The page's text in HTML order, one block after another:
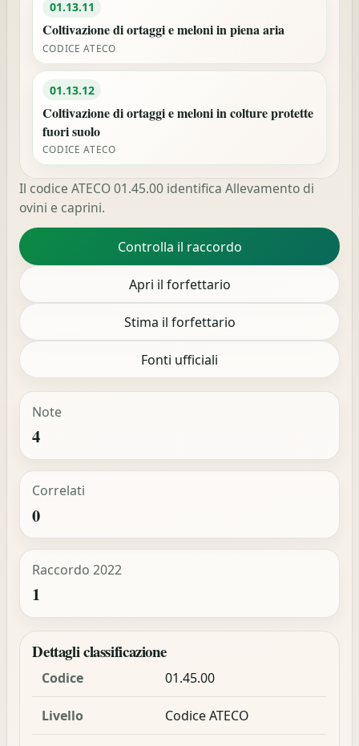
01.13.11
Coltivazione di ortaggi e meloni in piena aria
CODICE ATECO
01.13.12
Coltivazione di ortaggi e meloni in colture protette
fuori suolo
CODICE ATECO
Il codice ATECO 01.45.00 identifica Allevamento di
ovini e caprini.
Controlla il raccordo
Apri il forfettario
Stima il forfettario
Fonti ufficiali
Note
4
Correlati
0
Raccordo 2022
1
Dettagli classificazione
Codice 01.45.00
Livello Codice ATECO